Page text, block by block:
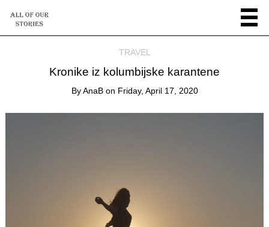
TRAVEL
Kronike iz kolumbijske karantene
ByAnaB on Friday, April 17, 2020